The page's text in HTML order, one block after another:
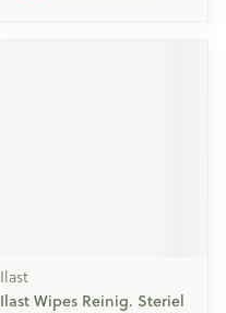
Ilast
Ilast Wipes Reinig. Steriel